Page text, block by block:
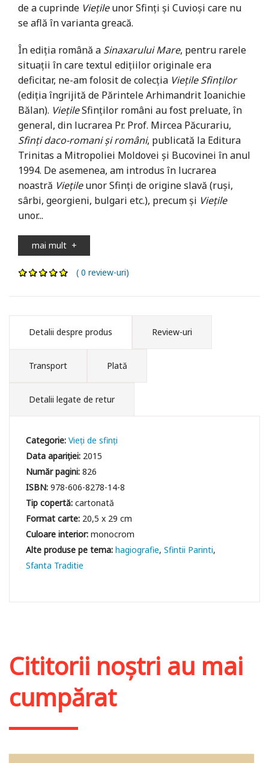
de a cuprinde Vieţileunor Sfinţi şi Cuvioşi care nu
se află în varianta greacă.
În ediţia română a Sinaxarului Mare, pentru rarele
situaţii în care textul ediţiilor originale era
deficitar, ne-am folosit de colecţia Vieţile Sfinţilor
(ediţia îngrijită de Părintele Arhimandrit Ioanichie
Bălan). VieţileSfinţilor români au fost preluate, în
general, din lucrarea Pr. Prof. Mircea Păcurariu,
Sfinţi daco-romani şi români, publicată la Editura
Trinitas a Mitropoliei Moldovei şi Bucovinei în anul
1994. De asemenea, am introdus în lucrarea
noastră Vieţileunor Sfinţi de origine slavă (ruşi,
sârbi, georgieni, bulgari etc.), precum şi Vieţile
unor...
mai mult +
( 0 review-uri)
Detalii despre produs Review-uri
Transport Plată
Detalii legate de retur
Categorie:Vieți de sfinți
Data apariției: 2015
Număr pagini:826
ISBN:978-606-8278-14-8
Tip copertă:cartonată
Format carte: 20,5 x 29 cm
Culoare interior:monocrom
hagiografie Sfintii Parinti
Sfanta Traditie
Cititorii noștri au mai
cumpărat